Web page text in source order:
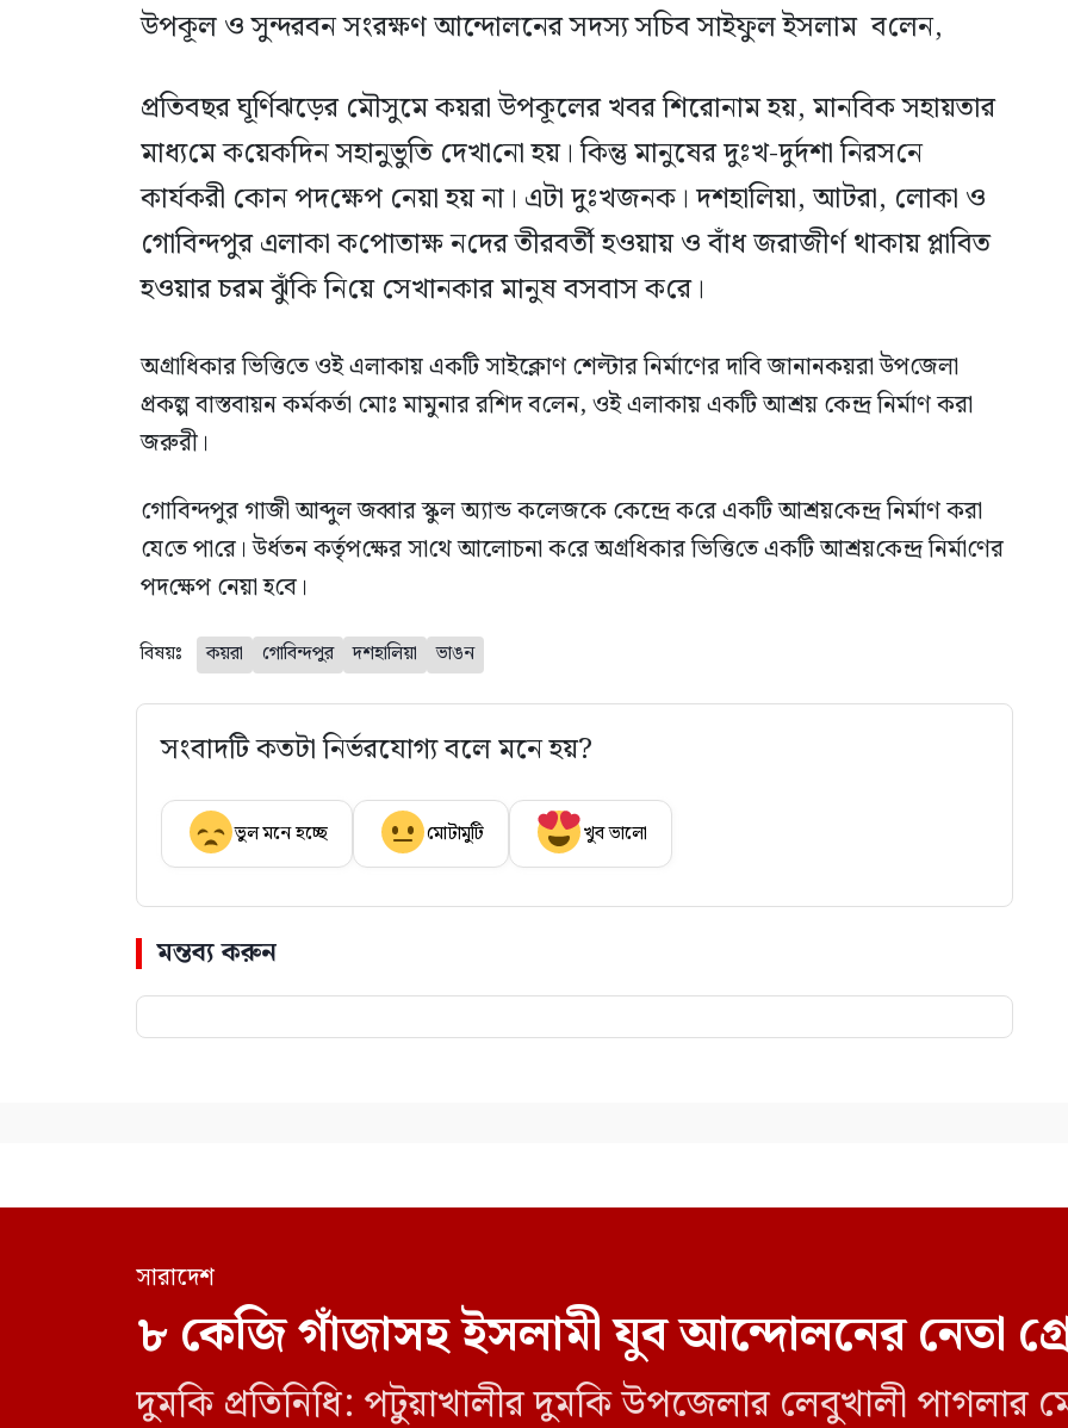
উপকূল ও সুন্দ‌রবন সংরক্ষণ আন্দোলনের সদস্য সচিব সাইফুল ইসলাম ব‌লেন,
প্রতিবছর ঘূর্ণিঝড়ের মৌসুমে কয়রা উপকূলের খবর শিরোনাম হয়, মান‌বিক সহায়তার
মাধ্য‌মে ক‌য়েক‌দিন সহানুভু‌তি দেখা‌নো হয়। কিন্তু মানুষের দুঃখ-দুর্দশা নিরস‌নে
কার্যকরী কোন পদ‌ক্ষেপ নেয়া হয় না। এটা দুঃখজনক। দশহা‌লিয়া, আটরা, লোকা ও
গো‌বিন্দপুর এলাকা ক‌পোতাক্ষ ন‌দের তীরবর্তী হওয়ায় ও বাঁধ জরাজীর্ণ থাকায় প্লা‌বিত
হওয়ার চরম ঝুঁ‌কি নি‌য়ে সেখানকার মানুষ বসবাস ক‌রে।
অগ্রা‌ধিকার ভি‌ত্তি‌তে ওই এলাকায় এক‌টি সাইক্লোণ শেল্টার নির্মাণের দা‌বি জানানকয়রা উপ‌জেলা
প্রকল্প বাস্তবায়ন কর্মকর্তা মোঃ মামুনার র‌শিদ ব‌লেন, ওই এলাকায় এক‌টি আশ্রয় কেন্দ্র নির্মাণ করা
জরুরী।
গোবিন্দপুর গাজী আব্দুল জব্বার স্কুল অ্যান্ড কলেজকে কেন্দ্রে ক‌রে এক‌টি আশ্রয়‌কেন্দ্র নির্মাণ করা
যে‌তে পা‌রে। উর্ধতন কর্তৃপ‌ক্ষের সা‌থে আলোচনা ক‌রে অগ্রধিকার ভি‌ত্তি‌তে এক‌টি আশ্রয়‌কেন্দ্র নির্মা‌ণের
পদ‌ক্ষেপ নেয়া হ‌বে।
বিষয়ঃ কয়রা গোবিন্দপুর দশহা‌লিয়া ভাঙন
সংবাদটি কতটা নির্ভরযোগ্য বলে মনে হয়?
ভুল মনে হচ্ছে মোটামুটি খুব ভালো
মন্তব্য করুন
সারাদেশ
৮ কেজি গাঁজাসহ ইসলামী যুব আন্দোলনের নেতা
দুমকি প্রতিনিধি: পটুয়াখালীর দুমকি উপজেলার লেবুখালী পাগলার